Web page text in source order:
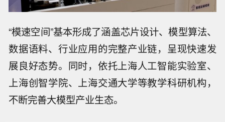
“模速空间”基本形成了涵盖芯片设计、模型算法、
数据语料、行业应用的完整产业链，呈现快速发
展良好态势。同时，依托上海人工智能实验室、
上海创智学院、上海交通大学等教学科研机构，
不断完善大模型产业生态。